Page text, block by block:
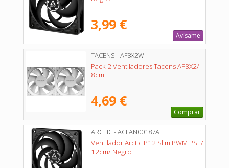
3,99 €
Avísame
TACENS - AF8X2W
Pack 2 Ventiladores Tacens AF8X2/
8cm
4,69 €
Comprar
ARCTIC - ACFAN00187A
Ventilador Arctic P12 Slim PWM PST/
12cm/ Negro